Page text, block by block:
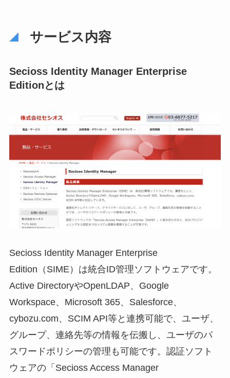
サービス内容
Secioss Identity Manager Enterprise
Editionとは
Secioss Identity Manager Enterprise
Edition（SIME）は統合ID管理ソフトウェアです。
Active DirectoryやOpenLDAP、Google
Workspace、Microsoft 365、Salesforce、
cybozu.com、SCIM API等と連携可能で、ユーザ、
グループ、連絡先等の情報を伝搬し、ユーザのパ
スワードポリシーの管理も可能です。認証ソフト
ウェアの「Secioss Access Manager